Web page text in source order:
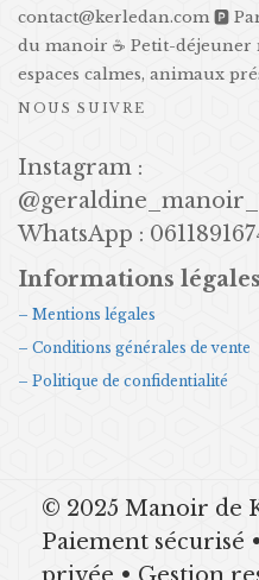
contact@kerledan.com 🅿️
du manoir ☕ Petit-
espaces calmes, animaux
NOUS SUIVRE
Instagram :
WhatsApp :
Informations légales
– Mentions légales
– Conditions générales de vente
– Politique de confidentialité
© 2025 Manoir de
Paiement sécurisé